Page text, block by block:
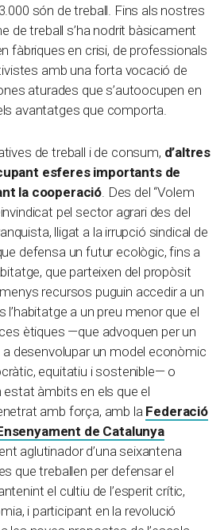
són de treball. Fins als nostres
de treball s’ha nodrit bàsicament
fàbriques en crisi, de professionals
amb una forta vocació de
aturades que s’autoocupen en
avantatges que comporta.
de treball i de consum, d’altres
esferes importants de
la cooperació . Des del “Volem
pel sector agrari des del
lligat a la irrupció sindical de
defensa un futur ecològic, fins a
que parteixen del propòsit
recursos puguin accedir a un
a un preu menor que el
ètiques —que advoquen per un
desenvolupar un model econòmic
equitatiu i sostenible— o
estat àmbits en els que el
amb força, amb la Federació
de Catalunya
aglutinador d’una seixantena
que treballen per defensar el
el cultiu de l’esperit crític,
i participant en la revolució